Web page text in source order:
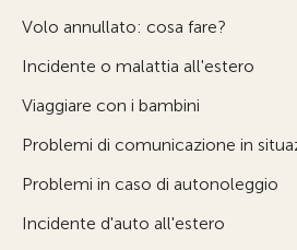
Volo annullato: cosa fare?
Incidente o malattia all'estero
Viaggiare con i bambini
Problemi di comunicazione in
Problemi in caso di autonoleggio
Incidente d'auto all'estero